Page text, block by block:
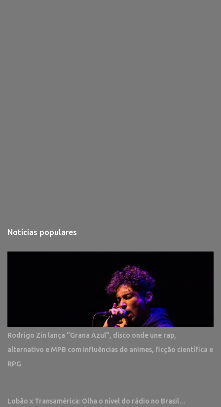
Notícias populares
Rodrigo Zin lança “Grana Azul”, disco onde une rap,
alternativo e MPB com influências de animes, ficção científica e
RPG
Lobão x Transamérica: Olha o nível do rádio no Brasil…